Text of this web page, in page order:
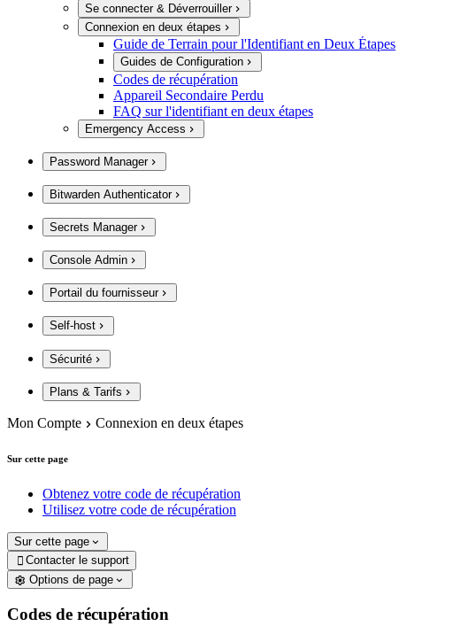
Se connecter & Déverrouiller
Connexion en deux étapes
Guide de Terrain pour l'Identifiant en Deux Étapes
Guides de Configuration
Codes de récupération
Appareil Secondaire Perdu
FAQ sur l'identifiant en deux étapes
Emergency Access
Password Manager
Bitwarden Authenticator
Secrets Manager
Console Admin
Portail du fournisseur
Self-host
Sécurité
Plans & Tarifs
Mon Compte Connexion en deux étapes
Sur cette page
Obtenez votre code de récupération
Utilisez votre code de récupération
Sur cette page
 Contacter le support
Options de page
Codes de récupération